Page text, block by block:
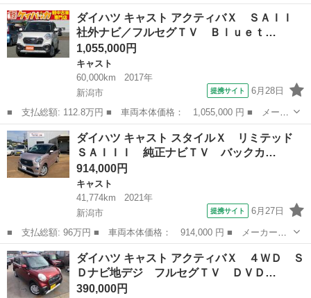
名： ダイハツ ■ 車種名： キャスト ■ グレード名： スタイル
Ｇ ＶＳ ＳＡＩＩＩ ４ＷＤ 車検整備付 地デジナビ 全周囲
カメラ ス...
新潟 長岡市 キャスト
ダイハツ キャスト アクティバＸ ＳＡＩＩ
社外ナビ／フルセグＴＶ Ｂｌｕｅｔ…
1,055,000円
キャスト
60,000km
2017年
新潟市
提携サイト 6月28日
■ 支払総額: 112.8万円 ■ 車両本体価格： 1,055,000 円 ■ メーカ
ー名： ダイハツ ■ 車種名： キャスト ■ グレード名： アクテ
ィバＸ ＳＡＩＩ 社外ナビ／フルセグＴＶ Ｂｌｕｅｔｏｏｔｈ接
続対応 ...
新潟 新潟市 キャスト
ダイハツ キャスト スタイルＸ リミテッド
ＳＡＩＩＩ 純正ナビＴＶ バックカ…
914,000円
キャスト
41,774km
2021年
新潟市
提携サイト 6月27日
■ 支払総額: 96万円 ■ 車両本体価格： 914,000 円 ■ メーカー
名： ダイハツ ■ 車種名： キャスト ■ グレード名： スタイル
Ｘ リミテッド ＳＡＩＩＩ 純正ナビＴＶ バックカメラ ＥＴ
Ｃ 純正リモコンエ...
新潟 新潟市 キャスト
ダイハツ キャスト アクティバＸ ４ＷＤ Ｓ
Ｄナビ地デジ フルセグＴＶ ＤＶＤ…
390,000円